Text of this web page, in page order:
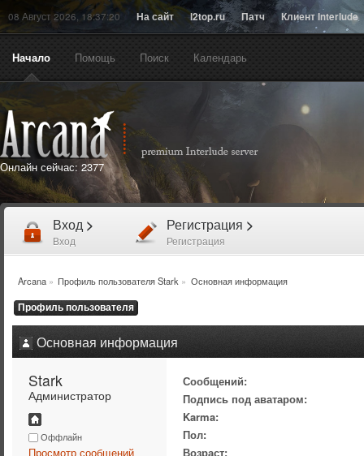
08 Август 2026, 18:37:20 На сайт l2top.ru Патч Клиент Interlude
Начало Помощь Поиск Календарь
Онлайн сейчас: 2377
Вход >
Вход
Регистрация >
Регистрация
Arcana» Профиль пользователя Stark » Основная информация
Профиль пользователя
Основная информация
Stark
Администратор
Оффлайн
Просмотр сообщений
Сообщений:
Подпись под аватаром:
Karma:
Пол:
Возраст: